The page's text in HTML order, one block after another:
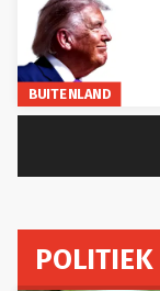
BUITENLAND
POLITIEK